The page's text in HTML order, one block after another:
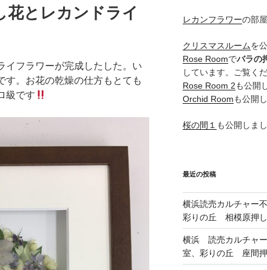
花とレカンドライ
イフラワーが完成したした。い
す。お花の乾燥の仕方もとても
級です
レカンフラワーの部
クリスマスルームを
Rose Roomでバラの
しています。ご覧くだ
Rose Room 2も公開
Orchid Roomも公開
桜の間１ も公開しまし
最近の投稿
横浜読売カルチャー
彩りの丘 相模原押
横浜 読売カルチャ
室、彩りの丘 座間